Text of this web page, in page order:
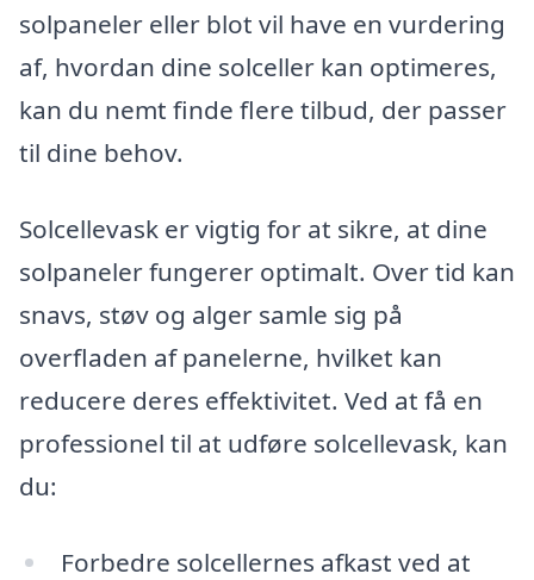
solpaneler eller blot vil have en vurdering
af, hvordan dine solceller kan optimeres,
kan du nemt finde flere tilbud, der passer
til dine behov.
Solcellevask er vigtig for at sikre, at dine
solpaneler fungerer optimalt. Over tid kan
snavs, støv og alger samle sig på
overfladen af panelerne, hvilket kan
reducere deres effektivitet. Ved at få en
professionel til at udføre solcellevask, kan
du:
Forbedre solcellernes afkast ved at